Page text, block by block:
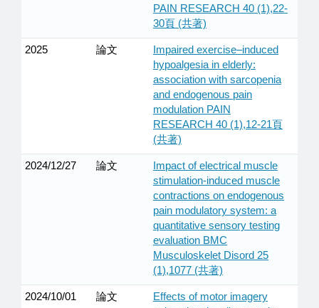
PAIN RESEARCH 40 (1),22-
30頁 (共著)
2025 論文
Impaired exercise–induced
hypoalgesia in elderly:
association with sarcopenia
and endogenous pain
modulation PAIN
RESEARCH 40 (1),12-21頁
(共著)
2024/12/27 論文
Impact of electrical muscle
stimulation-induced muscle
contractions on endogenous
pain modulatory system: a
quantitative sensory testing
evaluation BMC
Musculoskelet Disord 25
(1),1077 (共著)
2024/10/01 論文
Effects of motor imagery